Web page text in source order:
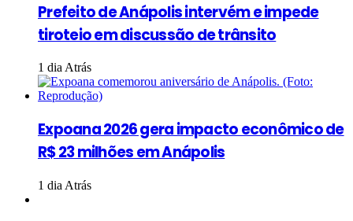
Prefeito de Anápolis intervém e impede
tiroteio em discussão de trânsito
1 dia Atrás
Expoana 2026 gera impacto econômico de
R$ 23 milhões em Anápolis
1 dia Atrás